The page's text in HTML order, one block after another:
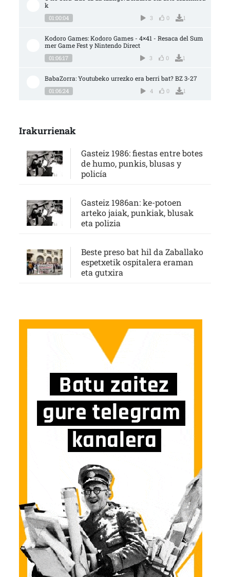
k
01:00:04 3 0 1
Kodoro Games: Kodoro Games - 4×41 - Resaca del Sum
mer Game Fest y Nintendo Direct
01:06:17 3 0 1
BabaZorra: Youtubeko urrezko era berri bat? BZ 3-27
01:06:24 4 0 1
Irakurrienak
Gasteiz 1986: fiestas entre botes
de humo, punkis, blusas y
policía
Gasteiz 1986an: ke-potoen
arteko jaiak, punkiak, blusak
eta polizia
Beste preso bat hil da Zaballako
espetxetik ospitalera eraman
eta gutxira